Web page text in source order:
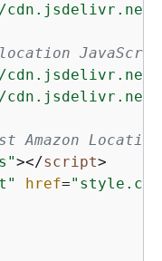
Location
></script>
href=